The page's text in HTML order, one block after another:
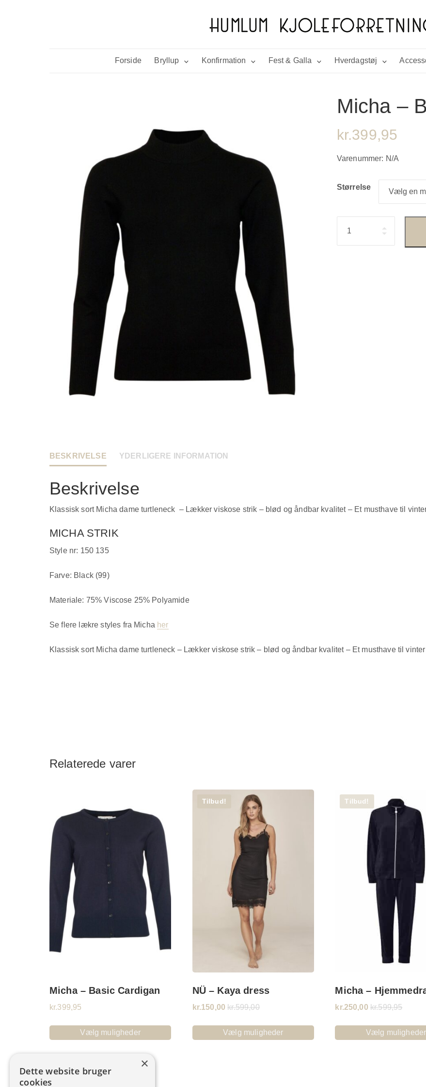
Forside Bryllup Konfirmation Fest & Galla Hverdagstøj
Micha –
kr.399,95
Varenummer: N/A
Størrelse
BESKRIVELSE YDERLIGERE INFORMATION
Beskrivelse
Klassisk sort Micha dame turtleneck – Lækker viskose strik – blød og åndbar kvalitet – Et musthave til
MICHA STRIK
Style nr: 150 135
Farve: Black (99)
Materiale: 75% Viscose 25% Polyamide
Se flere lækre styles fra Micha her
Klassisk sort Micha dame turtleneck – Lækker viskose strik – blød og åndbar kvalitet – Et musthave til
Relaterede varer
Micha – Basic Cardigan
kr.399,95
Vælg muligheder
Tilbud!
NÜ – Kaya dress
kr.150,00 kr.599,00
Vælg muligheder
Tilbud!
Micha –
kr.250,00 kr.599,95
Vælg muligheder
×
Dette website bruger
cookies